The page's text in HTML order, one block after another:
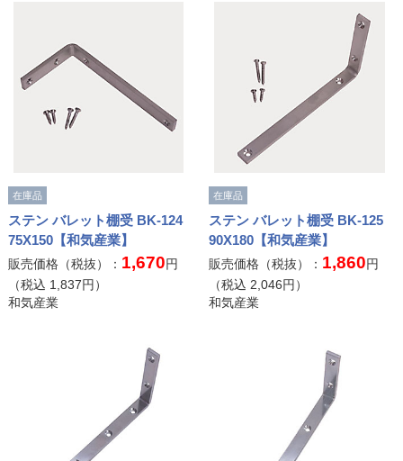
在庫品
ステン バレット棚受 BK-124
75X150【和気産業】
販売価格（税抜）： 1,670円
（税込 1,837円）
和気産業
在庫品
ステン バレット棚受 BK-125
90X180【和気産業】
販売価格（税抜）： 1,860円
（税込 2,046円）
和気産業